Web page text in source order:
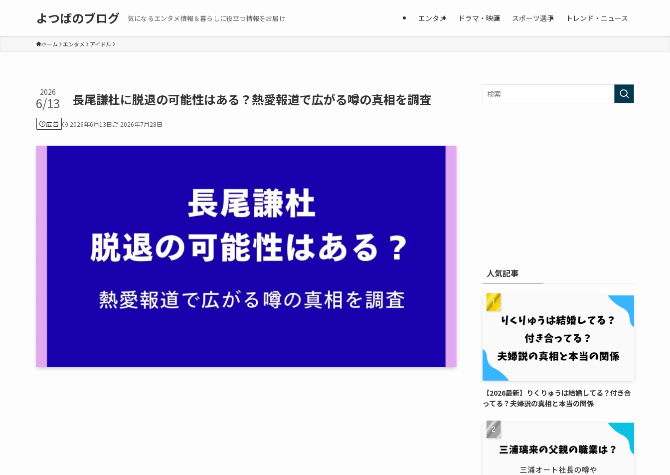
よつばのブログ 気になるエンタメ情報＆暮らしに役立つ情報をお届け エンタメ ドラマ・映画 スポーツ選手 トレンド・ニュース
ホーム エンタメ アイドル
長尾謙杜に脱退の可能性はある？熱愛報道で広がる噂の真相を調査
2026
6/13
広告 2026年6月13日 2026年7月28日
人気記事
【2026最新】りくりゅうは結婚してる？付き合
ってる？夫婦説の真相と本当の関係